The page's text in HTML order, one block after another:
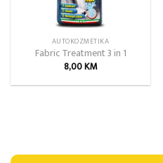
AUTOKOZMETIKA
Fabric Treatment 3 in 1
8,00KM